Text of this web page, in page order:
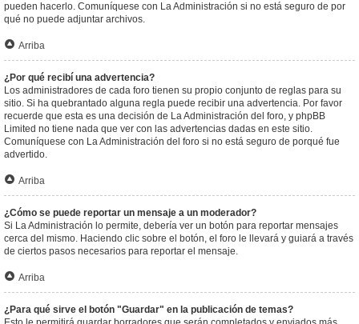
pueden hacerlo. Comuníquese con La Administración si no está seguro de por
qué no puede adjuntar archivos.
Arriba
¿Por qué recibí una advertencia?
Los administradores de cada foro tienen su propio conjunto de reglas para su
sitio. Si ha quebrantado alguna regla puede recibir una advertencia. Por favor
recuerde que esta es una decisión de La Administración del foro, y phpBB
Limited no tiene nada que ver con las advertencias dadas en este sitio.
Comuníquese con La Administración del foro si no está seguro de porqué fue
advertido.
Arriba
¿Cómo se puede reportar un mensaje a un moderador?
Si La Administración lo permite, debería ver un botón para reportar mensajes
cerca del mismo. Haciendo clic sobre el botón, el foro le llevará y guiará a través
de ciertos pasos necesarios para reportar el mensaje.
Arriba
¿Para qué sirve el botón "Guardar" en la publicación de temas?